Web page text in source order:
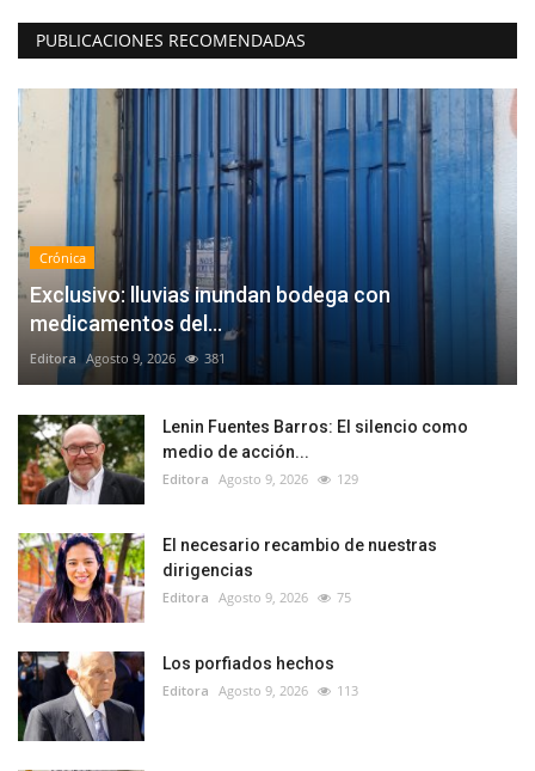
PUBLICACIONES RECOMENDADAS
Crónica
Exclusivo: lluvias inundan bodega con
medicamentos del...
Editora Agosto 9, 2026 381
Lenin Fuentes Barros: El silencio como
medio de acción...
Editora Agosto 9, 2026 129
El necesario recambio de nuestras
dirigencias
Editora Agosto 9, 2026 75
Los porfiados hechos
Editora Agosto 9, 2026 113